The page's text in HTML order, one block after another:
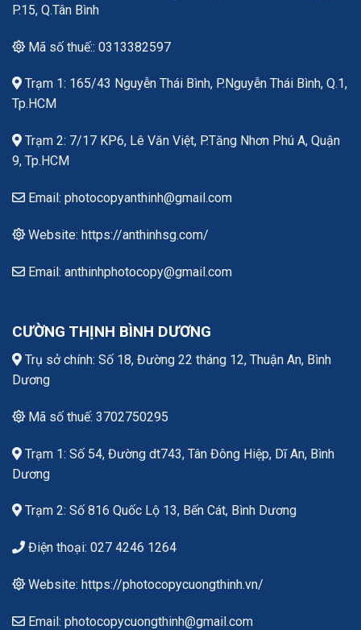
P.15, Q.Tân Bình
Mã số thuế:: 0313382597
Trạm 1: 165/43 Nguyễn Thái Bình, P.Nguyễn Thái Bình, Q.1,
Tp.HCM
Trạm 2: 7/17 KP6, Lê Văn Việt, P.Tăng Nhơn Phú A, Quận
9, Tp.HCM
Email: photocopyanthinh@gmail.com
Website: https://anthinhsg.com/
Email: anthinhphotocopy@gmail.com
CƯỜNG THỊNH BÌNH DƯƠNG
Trụ sở chính: Số 18, Đường 22 tháng 12, Thuận An, Bình
Dương
Mã số thuế: 3702750295
Trạm 1: Số 54, Đường dt743, Tân Đông Hiệp, Dĩ An, Bình
Dương
Trạm 2: Số 816 Quốc Lộ 13, Bến Cát, Bình Dương
Điện thoại: 027 4246 1264
Website: https://photocopycuongthinh.vn/
Email: photocopycuongthinh@gmail.com